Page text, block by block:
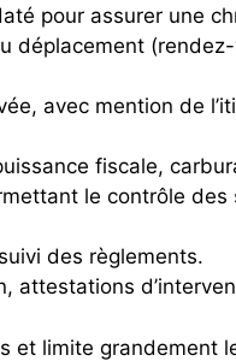
pour assurer une
déplacement
avec mention de
fiscale,
le contrôle
des règlements.
attestations
et limite grandement